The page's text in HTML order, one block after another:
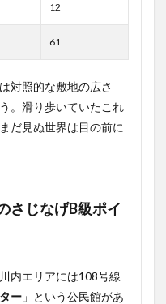
12
61
対照的な敷地の広さ
。滑り歩いていたこれ
だ見ぬ世界は目の前に
さじなげB級ポイ
内エリアには108号線
ー 」という公民館があ